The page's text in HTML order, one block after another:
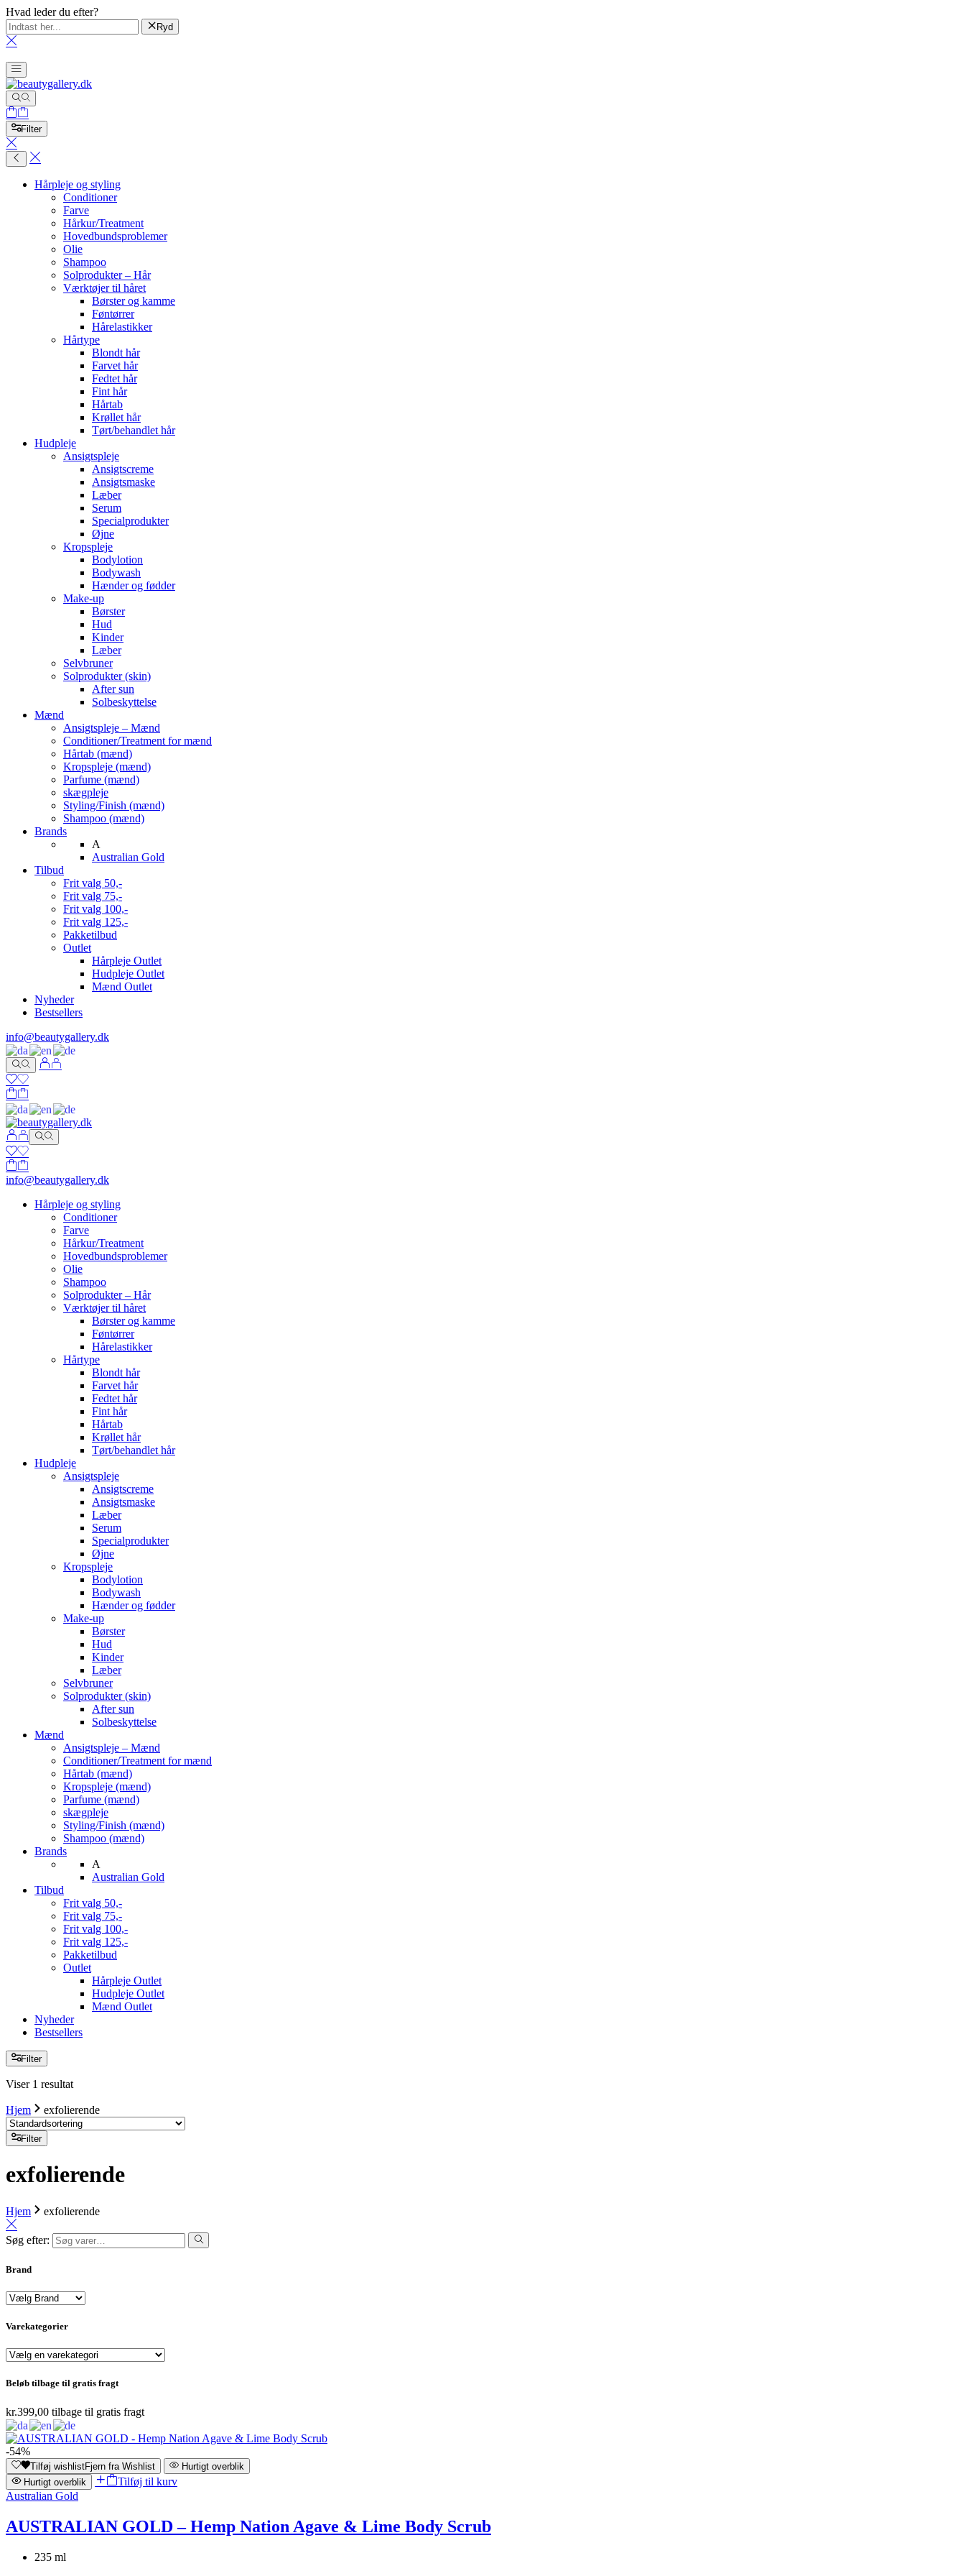
Hvad leder du efter?
Ryd
Filter
Hårpleje og styling
Conditioner
Farve
Hårkur/Treatment
Hovedbundsproblemer
Olie
Shampoo
Solprodukter – Hår
Værktøjer til håret
Børster og kamme
Føntørrer
Hårelastikker
Hårtype
Blondt hår
Farvet hår
Fedtet hår
Fint hår
Hårtab
Krøllet hår
Tørt/behandlet hår
Hudpleje
Ansigtspleje
Ansigtscreme
Ansigtsmaske
Læber
Serum
Specialprodukter
Øjne
Kropspleje
Bodylotion
Bodywash
Hænder og fødder
Make-up
Børster
Hud
Kinder
Læber
Selvbruner
Solprodukter (skin)
After sun
Solbeskyttelse
Mænd
Ansigtspleje – Mænd
Conditioner/Treatment for mænd
Hårtab (mænd)
Kropspleje (mænd)
Parfume (mænd)
skægpleje
Styling/Finish (mænd)
Shampoo (mænd)
Brands
A
Australian Gold
Tilbud
Frit valg 50,-
Frit valg 75,-
Frit valg 100,-
Frit valg 125,-
Pakketilbud
Outlet
Hårpleje Outlet
Hudpleje Outlet
Mænd Outlet
Nyheder
Bestsellers
info@beautygallery.dk
info@beautygallery.dk
Hårpleje og styling
Conditioner
Farve
Hårkur/Treatment
Hovedbundsproblemer
Olie
Shampoo
Solprodukter – Hår
Værktøjer til håret
Børster og kamme
Føntørrer
Hårelastikker
Hårtype
Blondt hår
Farvet hår
Fedtet hår
Fint hår
Hårtab
Krøllet hår
Tørt/behandlet hår
Hudpleje
Ansigtspleje
Ansigtscreme
Ansigtsmaske
Læber
Serum
Specialprodukter
Øjne
Kropspleje
Bodylotion
Bodywash
Hænder og fødder
Make-up
Børster
Hud
Kinder
Læber
Selvbruner
Solprodukter (skin)
After sun
Solbeskyttelse
Mænd
Ansigtspleje – Mænd
Conditioner/Treatment for mænd
Hårtab (mænd)
Kropspleje (mænd)
Parfume (mænd)
skægpleje
Styling/Finish (mænd)
Shampoo (mænd)
Brands
A
Australian Gold
Tilbud
Frit valg 50,-
Frit valg 75,-
Frit valg 100,-
Frit valg 125,-
Pakketilbud
Outlet
Hårpleje Outlet
Hudpleje Outlet
Mænd Outlet
Nyheder
Bestsellers
Filter
Viser 1 resultat
Hjem exfolierende
Filter
exfolierende
Hjem exfolierende
Søg efter:
Brand
Varekategorier
Beløb tilbage til gratis fragt
kr.399,00 tilbage til gratis fragt
-54%
Tilføj wishlistFjern fra Wishlist
Hurtigt overblik
Hurtigt overblik
Tilføj til kurv
Australian Gold
AUSTRALIAN GOLD – Hemp Nation Agave & Lime Body Scrub
235 ml